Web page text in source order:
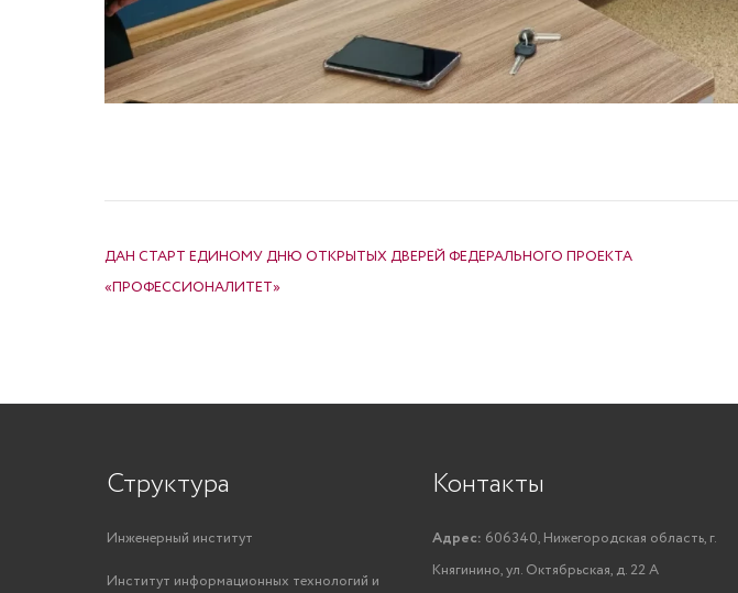
ДАН СТАРТ ЕДИНОМУ ДНЮ ОТКРЫТЫХ ДВЕРЕЙ ФЕДЕРАЛЬНОГО ПРОЕКТА
«ПРОФЕССИОНАЛИТЕТ»
Структура
Инженерный институт
Институт информационных технологий и
Контакты
Адрес: 606340, Нижегородская область, г.
Княгинино, ул. Октябрьская, д. 22 А